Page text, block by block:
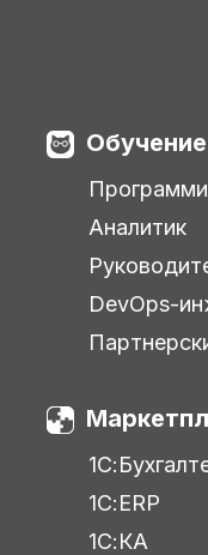
Обучение
Аналитик
DevOps-
1С:ERP
1С:КА